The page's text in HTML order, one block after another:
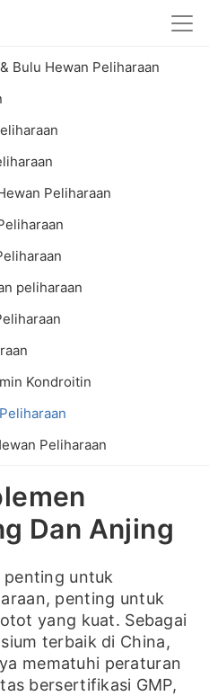
Bulu Hewan Peliharaan
Peliharaan
peliharaan
Kondroitin
Peliharaan
Dan Anjing
penting untuk
penting untuk
yang kuat. Sebagai
terbaik di China,
mematuhi peraturan
bersertifikasi GMP,